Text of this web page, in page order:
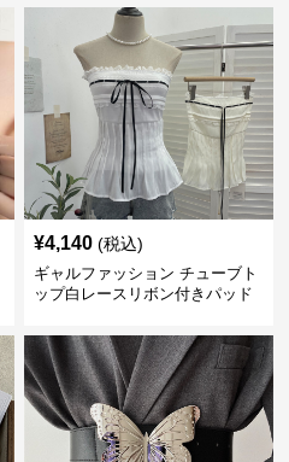
¥4,140 (税込)
ギャルファッション チューブト
ップ白レースリボン付きパッド